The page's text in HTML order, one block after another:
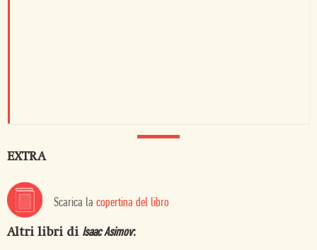
EXTRA
Scarica la copertina del libro
Altri libri di Isaac Asimov: